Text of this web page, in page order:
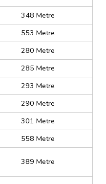
348 Metre
553 Metre
280 Metre
285 Metre
293 Metre
290 Metre
301 Metre
558 Metre
389 Metre